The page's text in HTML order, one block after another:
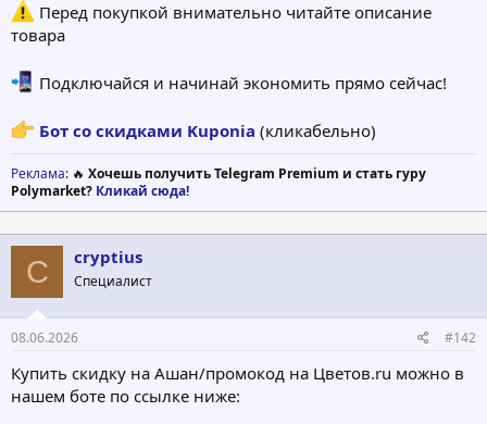
Перед покупкой внимательно читайте описание
товара
Подключайся и начинай экономить прямо сейчас!
Бот со скидками Kuponia (кликабельно)
Реклама: 🔥 Хочешь получить Telegram Premium и стать гуру
Polymarket? Кликай сюда!
C cryptius
Специалист
08.06.2026 #142
Купить скидку на Ашан/промокод на Цветов.ru можно в
нашем боте по ссылке ниже: